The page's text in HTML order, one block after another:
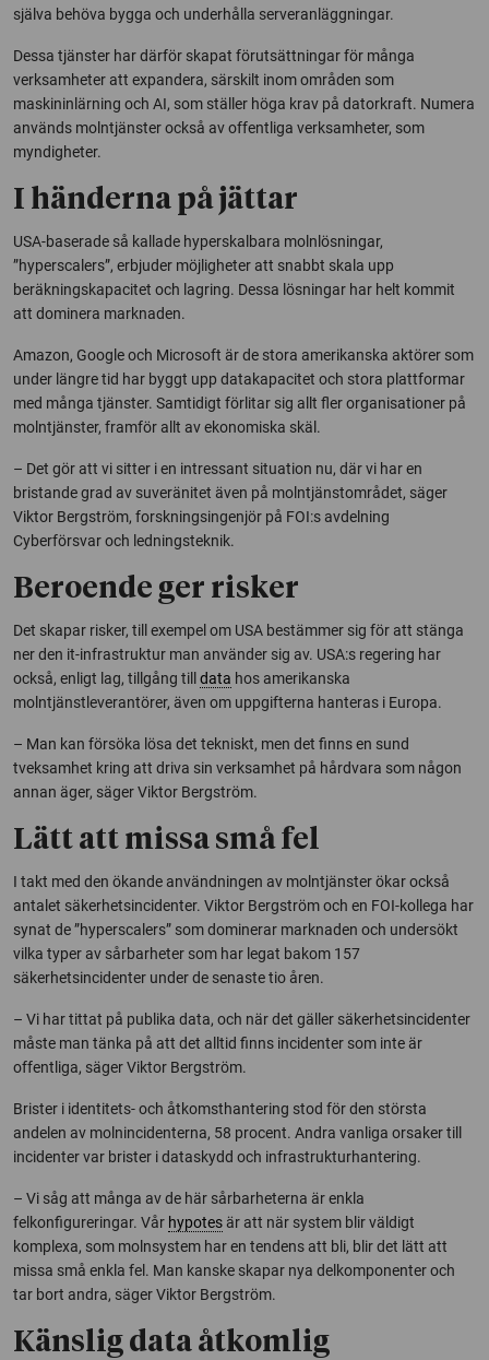
själva behöva bygga och underhålla serveranläggningar.
Dessa tjänster har därför skapat förutsättningar för många
verksamheter att expandera, särskilt inom områden som
maskininlärning och AI, som ställer höga krav på datorkraft. Numera
används molntjänster också av offentliga verksamheter, som
myndigheter.
I händerna på jättar
USA-baserade så kallade hyperskalbara molnlösningar,
”hyperscalers”, erbjuder möjligheter att snabbt skala upp
beräkningskapacitet och lagring. Dessa lösningar har helt kommit
att dominera marknaden.
Amazon, Google och Microsoft är de stora amerikanska aktörer som
under längre tid har byggt upp datakapacitet och stora plattformar
med många tjänster. Samtidigt förlitar sig allt fler organisationer på
molntjänster, framför allt av ekonomiska skäl.
– Det gör att vi sitter i en intressant situation nu, där vi har en
bristande grad av suveränitet även på molntjänstområdet, säger
Viktor Bergström, forskningsingenjör på FOI:s avdelning
Cyberförsvar och ledningsteknik.
Beroende ger risker
Det skapar risker, till exempel om USA bestämmer sig för att stänga
ner den it-infrastruktur man använder sig av. USA:s regering har
också, enligt lag, tillgång till data hos amerikanska
molntjänstleverantörer, även om uppgifterna hanteras i Europa.
– Man kan försöka lösa det tekniskt, men det finns en sund
tveksamhet kring att driva sin verksamhet på hårdvara som någon
annan äger, säger Viktor Bergström.
Lätt att missa små fel
I takt med den ökande användningen av molntjänster ökar också
antalet säkerhetsincidenter. Viktor Bergström och en FOI-kollega har
synat de ”hyperscalers” som dominerar marknaden och undersökt
vilka typer av sårbarheter som har legat bakom 157
säkerhetsincidenter under de senaste tio åren.
– Vi har tittat på publika data, och när det gäller säkerhetsincidenter
måste man tänka på att det alltid finns incidenter som inte är
offentliga, säger Viktor Bergström.
Brister i identitets- och åtkomsthantering stod för den största
andelen av molnincidenterna, 58 procent. Andra vanliga orsaker till
incidenter var brister i dataskydd och infrastrukturhantering.
– Vi såg att många av de här sårbarheterna är enkla
felkonfigureringar. Vår hypotesär att när system blir väldigt
komplexa, som molnsystem har en tendens att bli, blir det lätt att
missa små enkla fel. Man kanske skapar nya delkomponenter och
tar bort andra, säger Viktor Bergström.
Känslig data åtkomlig